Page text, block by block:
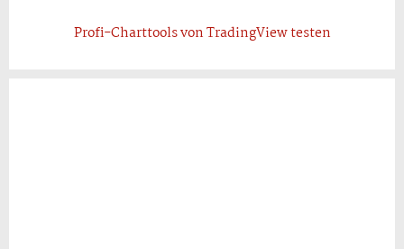
Profi-Charttools von TradingView testen